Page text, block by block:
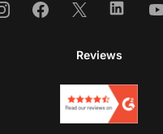
InstagramFacebook
X
Reviews